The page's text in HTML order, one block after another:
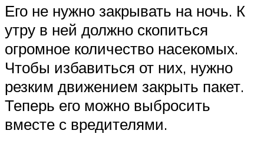
Его не нужно закрывать на ночь. К
утру в ней должно скопиться
огромное количество насекомых.
Чтобы избавиться от них, нужно
резким движением закрыть пакет.
Теперь его можно выбросить
вместе с вредителями.